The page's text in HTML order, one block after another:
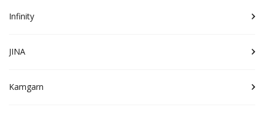
Infinity
JINA
Kamgarn